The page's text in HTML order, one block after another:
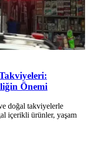
Önemi
doğal takviyelerle
içerikli ürünler, yaşam